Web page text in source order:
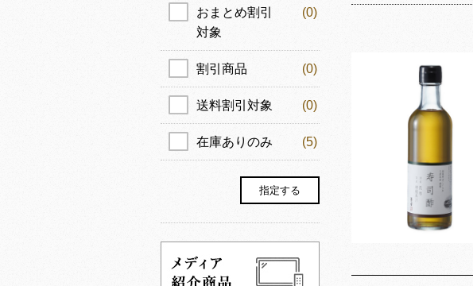
おまとめ割引
対象
(0)
割引商品 (0)
送料割引対象 (0)
在庫ありのみ (5)